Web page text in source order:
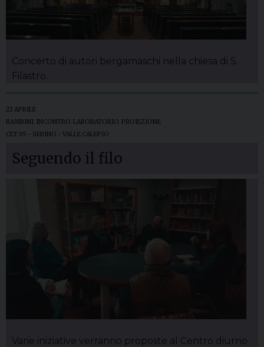
Concerto di autori bergamaschi nella chiesa di S.
Filastro.
22 APRILE
BAMBINI INCONTRO LABORATORIO PROIEZIONE
CET 05 - SEBINO - VALLE CALEPIO
Seguendo il filo
Varie iniziative verranno proposte al Centro diurno